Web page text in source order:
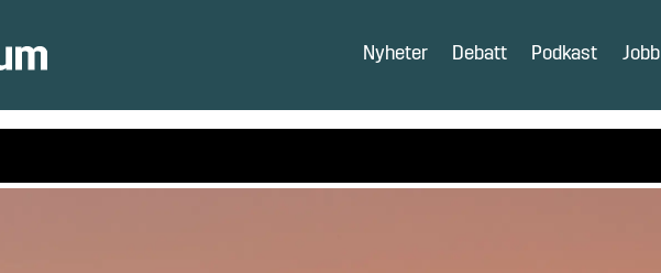
Nyheter Debatt Podkast Jobb